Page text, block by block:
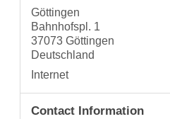
Göttingen
Bahnhofspl. 1
37073 Göttingen
Deutschland
Internet
Contact Information